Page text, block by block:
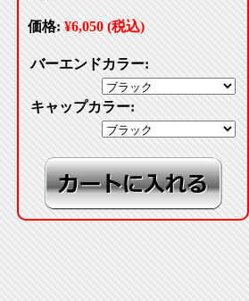
価格:¥6,050 (税込)
バーエンドカラー:
キャップカラー: